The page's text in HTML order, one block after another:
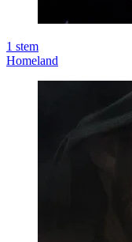
1 stem
Homeland